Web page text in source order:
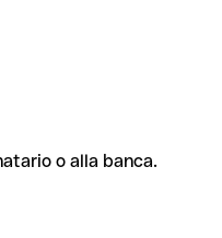
o alla banca.